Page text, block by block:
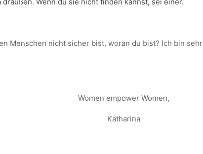
Menschen nicht sicher bist, woran du bist? Ich bin
Women empower Women,
Katharina